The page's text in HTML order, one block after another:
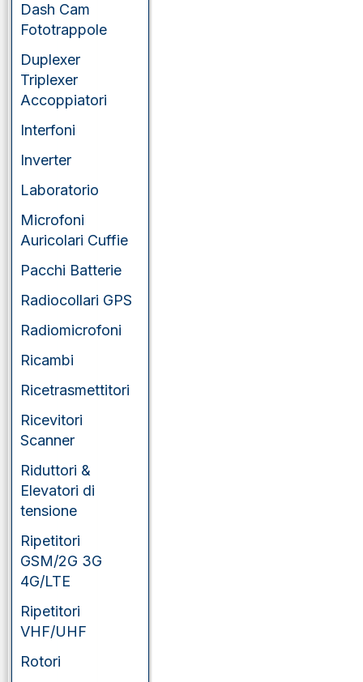
Dash Cam
Fototrappole
Duplexer
Triplexer
Accoppiatori
Interfoni
Inverter
Laboratorio
Microfoni
Auricolari Cuffie
Pacchi Batterie
Radiocollari GPS
Radiomicrofoni
Ricambi
Ricetrasmettitori
Ricevitori
Scanner
Riduttori &
Elevatori di
tensione
Ripetitori
GSM/2G 3G
4G/LTE
Ripetitori
VHF/UHF
Rotori